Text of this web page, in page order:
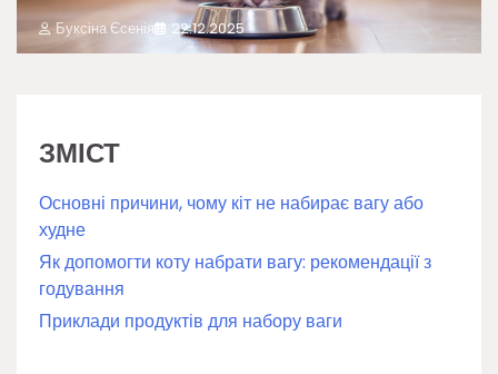
Буксіна Єсенія 22.12.2025
ЗМІСТ
Основні причини, чому кіт не набирає вагу або
худне
Як допомогти коту набрати вагу: рекомендації з
годування
Приклади продуктів для набору ваги